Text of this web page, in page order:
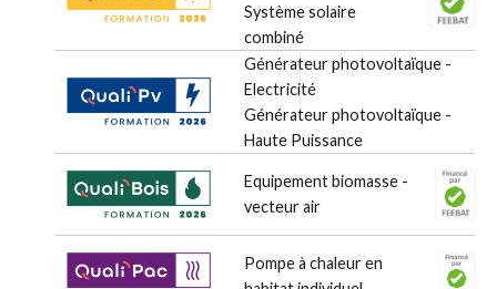
Système solaire
combiné
Générateur photovoltaïque -
Electricité
Générateur photovoltaïque -
Haute Puissance
Equipement biomasse -
vecteur air
Pompe à chaleur en